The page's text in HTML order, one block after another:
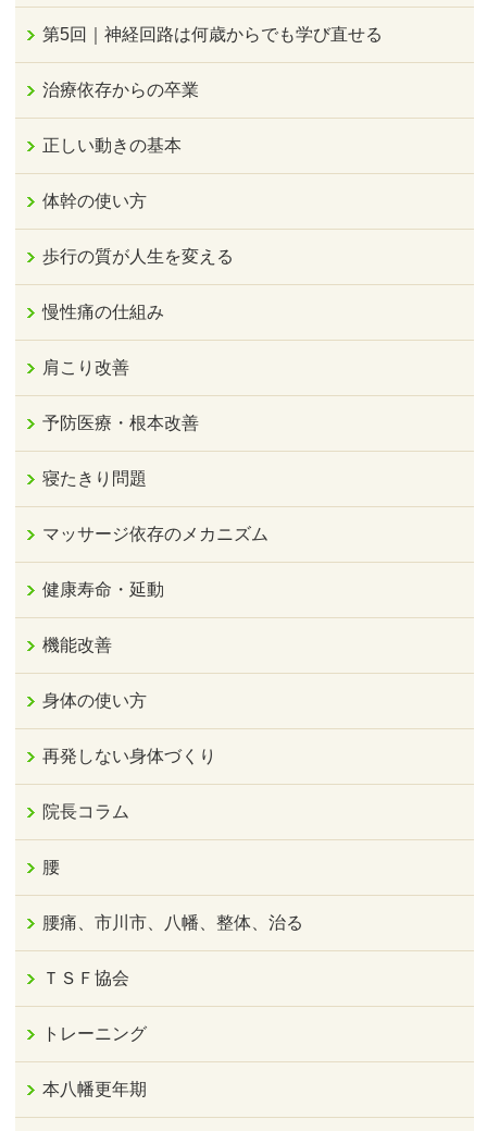
第5回｜神経回路は何歳からでも学び直せる
治療依存からの卒業
正しい動きの基本
体幹の使い方
歩行の質が人生を変える
慢性痛の仕組み
肩こり改善
予防医療・根本改善
寝たきり問題
マッサージ依存のメカニズム
健康寿命・延動
機能改善
身体の使い方
再発しない身体づくり
院長コラム
腰
腰痛、市川市、八幡、整体、治る
ＴＳＦ協会
トレーニング
本八幡更年期